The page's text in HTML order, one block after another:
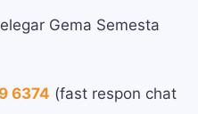
Gema Semesta
6374 (fast respon chat